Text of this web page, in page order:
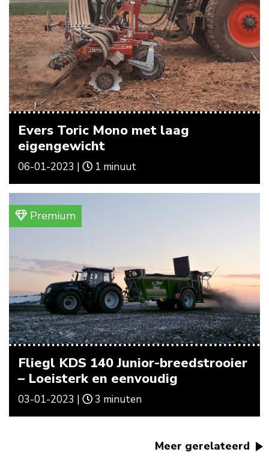
Evers Toric Mono met laag
eigengewicht
06-01-2023 | 1 minuut
Premium
Fliegl KDS 140 Junior-breedstrooier
– Loeisterk en eenvoudig
03-01-2023 | 3 minuten
Meer gerelateerd